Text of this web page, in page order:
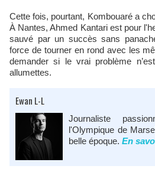
Cette fois, pourtant, Kombouaré a
À Nantes, Ahmed Kantari est pour
sauvé par un succès sans
force de tourner en rond avec les
demander si le vrai problème
allumettes.
Ewan L-L
Journaliste
l'Olympique de
belle époque. En